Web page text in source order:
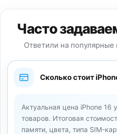
Часто
Ответили на популярные
Сколько стоит
Актуальная цена iPhone 16
товаров. Итоговая
памяти, цвета, типа SIM-